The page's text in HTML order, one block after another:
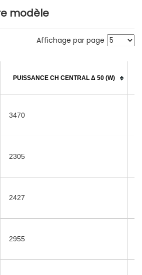
modèle
Affichage par page
PUISSANCE CH CENTRAL Δ 50 (W)
3470
2305
2427
2955